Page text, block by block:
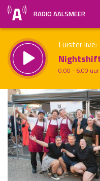
RADIO AALSMEER
Luister live:
0.00 - 6.00 uur
Vorig uur
Inklappen